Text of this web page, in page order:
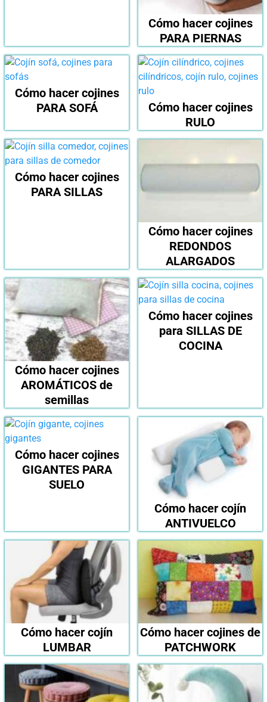
Cómo hacer cojines
PARA PIERNAS
Cómo hacer cojines
PARA SOFÁ
Cómo hacer cojines
RULO
Cómo hacer cojines
PARA SILLAS
Cómo hacer cojines
REDONDOS
ALARGADOS
Cómo hacer cojines
AROMÁTICOS de
semillas
Cómo hacer cojines
para SILLAS DE
COCINA
Cómo hacer cojines
GIGANTES PARA
SUELO
Cómo hacer cojín
ANTIVUELCO
Cómo hacer cojín
LUMBAR
Cómo hacer cojines de
PATCHWORK